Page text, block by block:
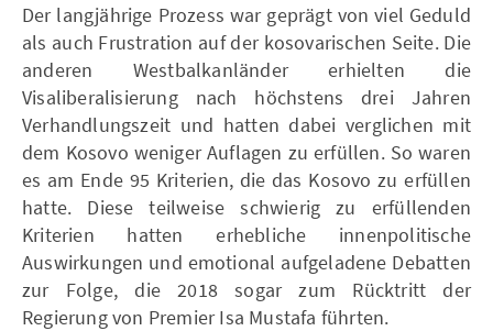
Der langjährige Prozess war geprägt von viel Geduld
als auch Frustration auf der kosovarischen Seite. Die
anderen Westbalkanländer erhielten die
Visaliberalisierung nach höchstens drei Jahren
Verhandlungszeit und hatten dabei verglichen mit
dem Kosovo weniger Auflagen zu erfüllen. So waren
es am Ende 95 Kriterien, die das Kosovo zu erfüllen
hatte. Diese teilweise schwierig zu erfüllenden
Kriterien hatten erhebliche innenpolitische
Auswirkungen und emotional aufgeladene Debatten
zur Folge, die 2018 sogar zum Rücktritt der
Regierung von Premier Isa Mustafa führten.